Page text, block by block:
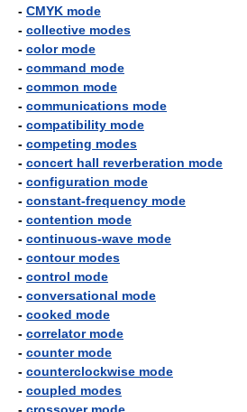
- CMYK mode
- collective modes
- color mode
- command mode
- common mode
- communications mode
- compatibility mode
- competing modes
- concert hall reverberation mode
- configuration mode
- constant-frequency mode
- contention mode
- continuous-wave mode
- contour modes
- control mode
- conversational mode
- cooked mode
- correlator mode
- counter mode
- counterclockwise mode
- coupled modes